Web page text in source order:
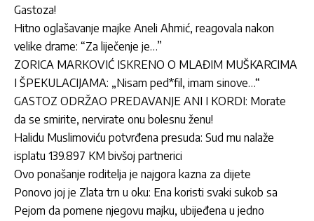
Gastoza!
Hitno oglašavanje majke Aneli Ahmić, reagovala nakon
velike drame: “Za liječenje je…”
ZORICA MARKOVIĆ ISKRENO O MLAĐIM MUŠKARCIMA
I ŠPEKULACIJAMA: „Nisam ped*fil, imam sinove…“
GASTOZ ODRŽAO PREDAVANJE ANI I KORDI: Morate
da se smirite, nervirate onu bolesnu ženu!
Halidu Muslimoviću potvrđena presuda: Sud mu nalaže
isplatu 139.897 KM bivšoj partnerici
Ovo ponašanje roditelja je najgora kazna za dijete
Ponovo joj je Zlata trn u oku: Ena koristi svaki sukob sa
Pejom da pomene njegovu majku, ubijeđena u jedno